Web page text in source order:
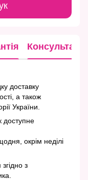
Консультація
доставку
а також
України.
окрім неділі
з